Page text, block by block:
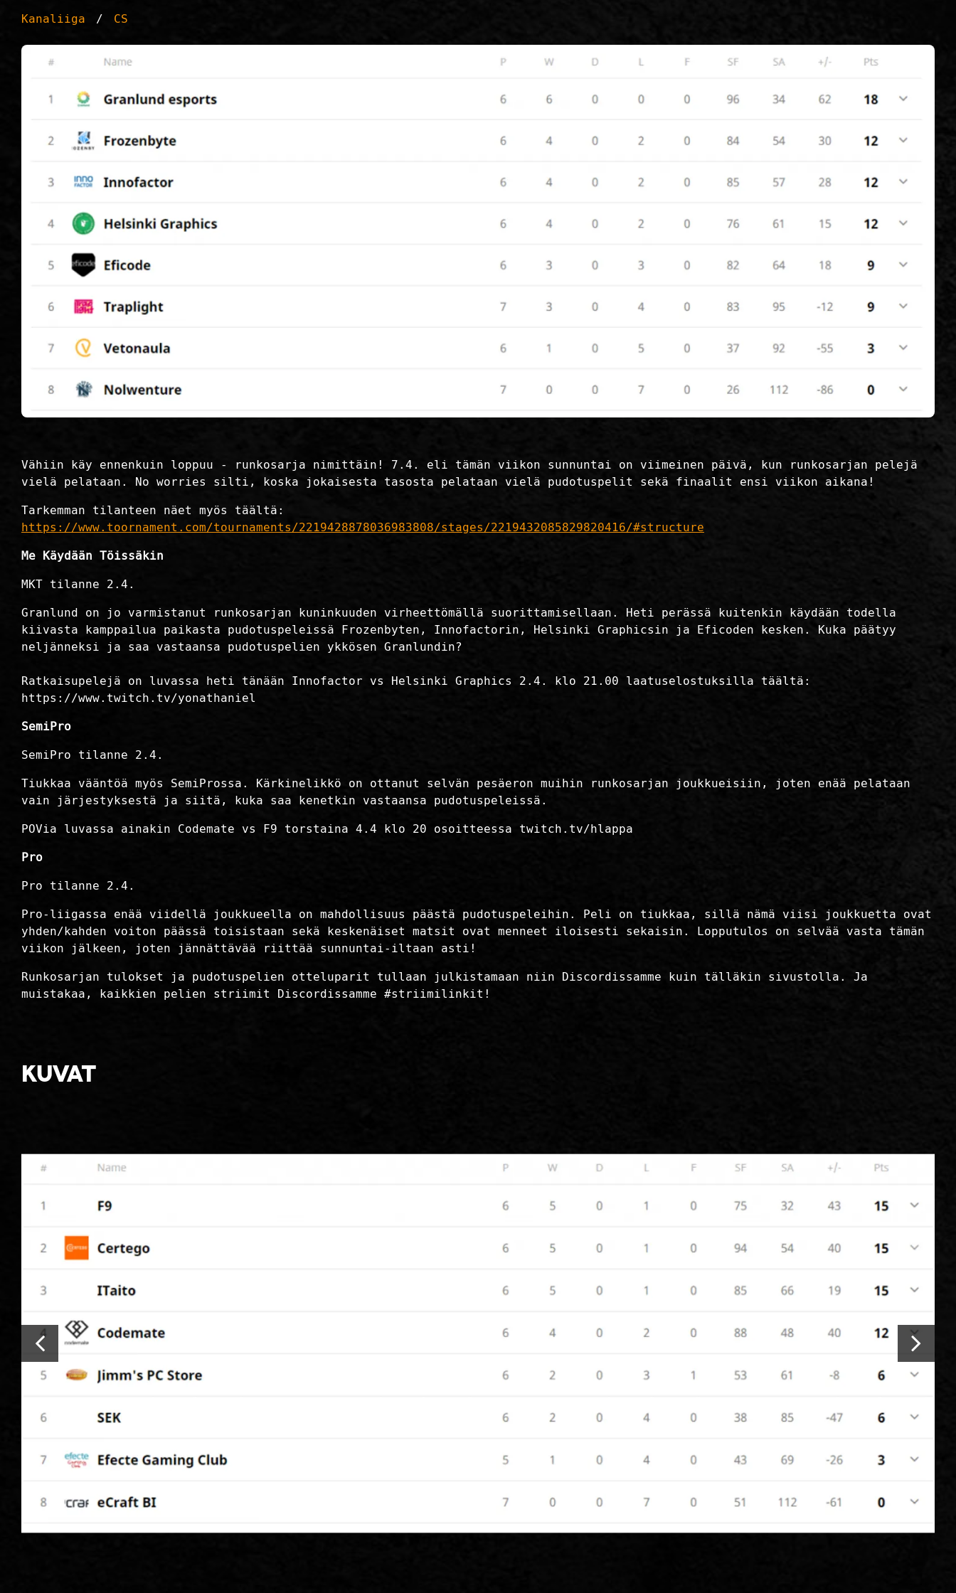
Kanaliiga CS
Vähiin käy ennenkuin loppuu - runkosarja nimittäin! 7.4. eli tämän viikon sunnuntai on viimeinen päivä, kun runkosarjan pelejä
vielä pelataan. No worries silti, koska jokaisesta tasosta pelataan vielä pudotuspelit sekä finaalit ensi viikon aikana!
Tarkemman tilanteen näet myös täältä:
https://www.toornament.com/tournaments/2219428878036983808/stages/2219432085829820416/#structure
Me Käydään Töissäkin
MKT tilanne 2.4.
Granlund on jo varmistanut runkosarjan kuninkuuden virheettömällä suorittamisellaan. Heti perässä kuitenkin käydään todella
kiivasta kamppailua paikasta pudotuspeleissä Frozenbyten, Innofactorin, Helsinki Graphicsin ja Eficoden kesken. Kuka päätyy
neljänneksi ja saa vastaansa pudotuspelien ykkösen Granlundin?
Ratkaisupelejä on luvassa heti tänään Innofactor vs Helsinki Graphics 2.4. klo 21.00 laatuselostuksilla täältä:
https://www.twitch.tv/yonathaniel
SemiPro
SemiPro tilanne 2.4.
Tiukkaa vääntöä myös SemiProssa. Kärkinelikkö on ottanut selvän pesäeron muihin runkosarjan joukkueisiin, joten enää pelataan
vain järjestyksestä ja siitä, kuka saa kenetkin vastaansa pudotuspeleissä.
POVia luvassa ainakin Codemate vs F9 torstaina 4.4 klo 20 osoitteessa twitch.tv/hlappa
Pro
Pro tilanne 2.4.
Pro-liigassa enää viidellä joukkueella on mahdollisuus päästä pudotuspeleihin. Peli on tiukkaa, sillä nämä viisi joukkuetta ovat
yhden/kahden voiton päässä toisistaan sekä keskenäiset matsit ovat menneet iloisesti sekaisin. Lopputulos on selvää vasta tämän
viikon jälkeen, joten jännättävää riittää sunnuntai-iltaan asti!
Runkosarjan tulokset ja pudotuspelien otteluparit tullaan julkistamaan niin Discordissamme kuin tälläkin sivustolla. Ja
muistakaa, kaikkien pelien striimit Discordissamme #striimilinkit!
Kuvat